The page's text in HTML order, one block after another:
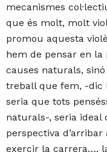
mecanismes
que és molt, molt
promou aquesta
hem de pensar en
causes naturals,
treball que fem, -dic
seria que tots
naturals-, seria ideal
perspectiva
exercir la carrera…,